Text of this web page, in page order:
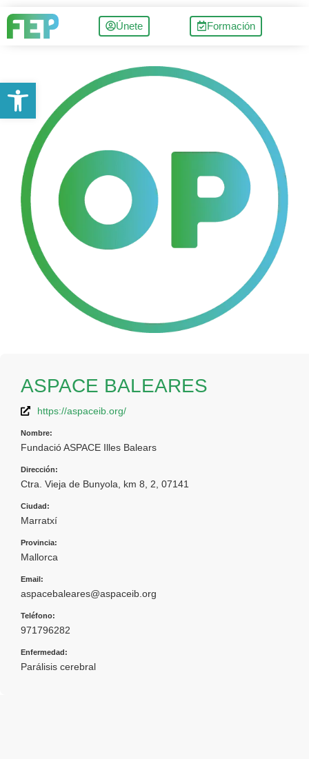
Únete Formación
ASPACE BALEARES
https://aspaceib.org/
Nombre:
Fundació ASPACE Illes Balears
Dirección:
Ctra. Vieja de Bunyola, km 8, 2, 07141
Ciudad:
Marratxí
Provincia:
Mallorca
Email:
aspacebaleares@aspaceib.org
Teléfono:
971796282
Enfermedad:
Parálisis cerebral
Abrir barra de herramientas